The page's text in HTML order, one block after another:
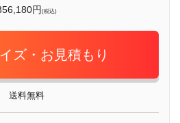
円(税込)
ズ・お見積もり
送料無料